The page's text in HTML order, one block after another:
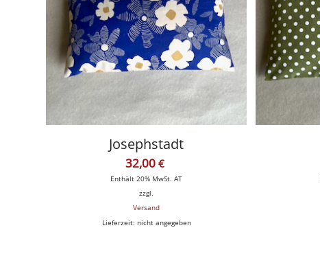
Josephstadt
32,00 €
Enthält 20% MwSt. AT
zzgl.
Versand
Lieferzeit: nicht angegeben